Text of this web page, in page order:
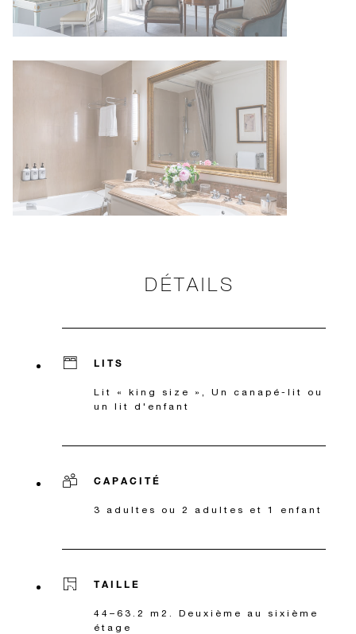
DÉTAILS
LITS
Lit « king size », Un canapé-lit ou
un lit d'enfant
CAPACITÉ
3 adultes ou 2 adultes et 1 enfant
TAILLE
44–63.2 m2. Deuxième au sixième
étage